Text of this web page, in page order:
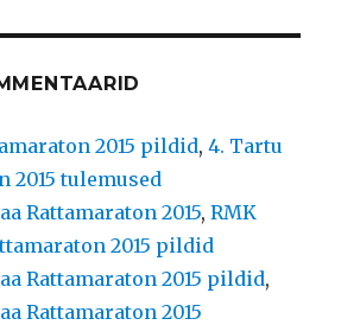
2015 pildid,4. Tartu
2015 tulemused
Rattamaraton 2015,RMK
2015 pildid
Rattamaraton 2015 pildid,
Rattamaraton 2015